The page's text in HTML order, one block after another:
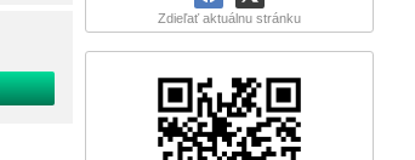
Zdieľať aktuálnu stránku